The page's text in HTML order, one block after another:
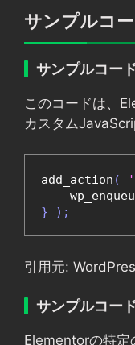
サンプルコ
サンプルコー
このコードは、
カスタム
add_action (
}
);
引用元:
サンプルコー
Elementorの特定